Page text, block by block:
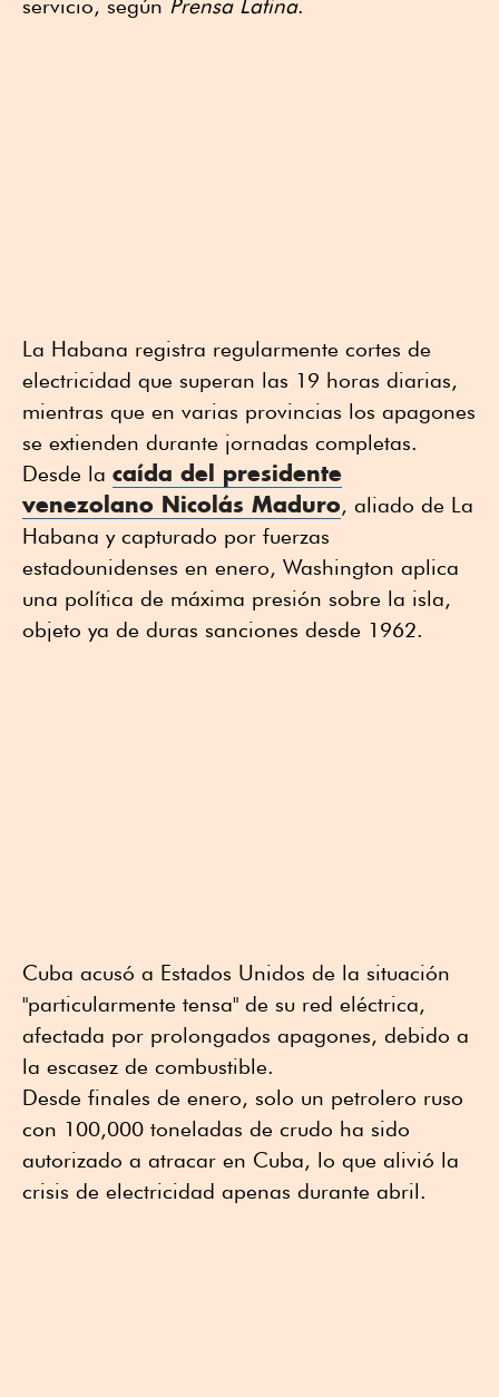
servicio, según Prensa Latina.
La Habana registra regularmente cortes de
electricidad que superan las 19 horas diarias,
mientras que en varias provincias los apagones
se extienden durante jornadas completas.
Desde la caída del presidente
venezolano Nicolás Maduro, aliado de La
Habana y capturado por fuerzas
estadounidenses en enero, Washington aplica
una política de máxima presión sobre la isla,
objeto ya de duras sanciones desde 1962.
Cuba acusó a Estados Unidos de la situación
"particularmente tensa" de su red eléctrica,
afectada por prolongados apagones, debido a
la escasez de combustible.
Desde finales de enero, solo un petrolero ruso
con 100,000 toneladas de crudo ha sido
autorizado a atracar en Cuba, lo que alivió la
crisis de electricidad apenas durante abril.